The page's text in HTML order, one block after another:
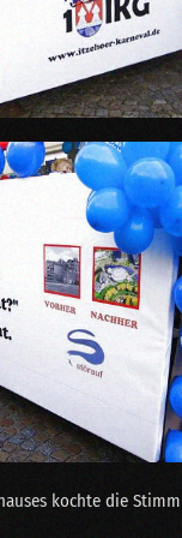
kochte die